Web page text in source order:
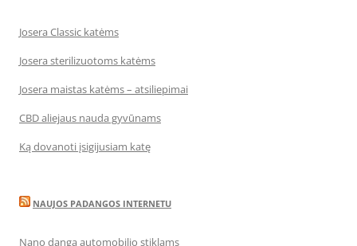
Josera Classic katėms
Josera sterilizuotoms katėms
Josera maistas katėms – atsiliepimai
CBD aliejaus nauda gyvūnams
Ką dovanoti įsigijusiam katę
NAUJOS PADANGOS INTERNETU
Nano danga automobilio stiklams